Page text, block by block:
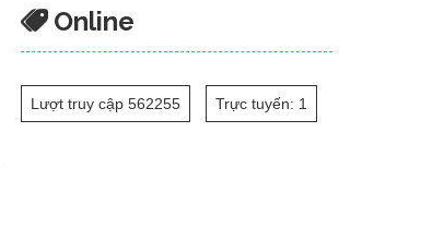
Online
Lượt truy cập 562255 Trực tuyến: 1